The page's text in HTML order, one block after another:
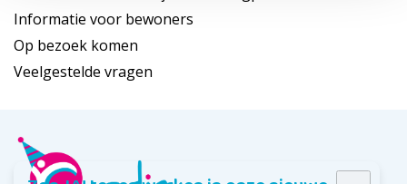
Informatie voor bewoners
Op bezoek komen
Veelgestelde vragen